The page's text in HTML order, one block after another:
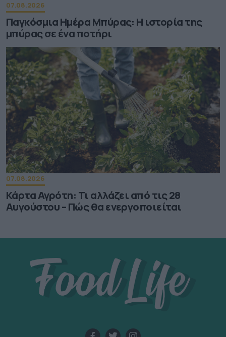
07.08.2026
Παγκόσμια Ημέρα Μπύρας: Η ιστορία της
μπύρας σε ένα ποτήρι
07.08.2026
Κάρτα Αγρότη: Τι αλλάζει από τις 28
Αυγούστου – Πώς θα ενεργοποιείται